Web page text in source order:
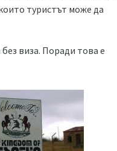
туристът може да
виза. Поради това е